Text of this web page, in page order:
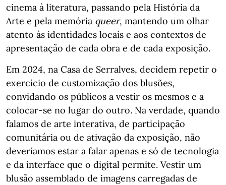
cinema à literatura, passando pela História da
Arte e pela memória queer, mantendo um olhar
atento às identidades locais e aos contextos de
apresentação de cada obra e de cada exposição.
Em 2024, na Casa de Serralves, decidem repetir o
exercício de customização dos blusões,
convidando os públicos a vestir os mesmos e a
colocar-se no lugar do outro. Na verdade, quando
falamos de arte interativa, de participação
comunitária ou de ativação da exposição, não
deveríamos estar a falar apenas e só de tecnologia
e da interface que o digital permite. Vestir um
blusão assemblado de imagens carregadas de